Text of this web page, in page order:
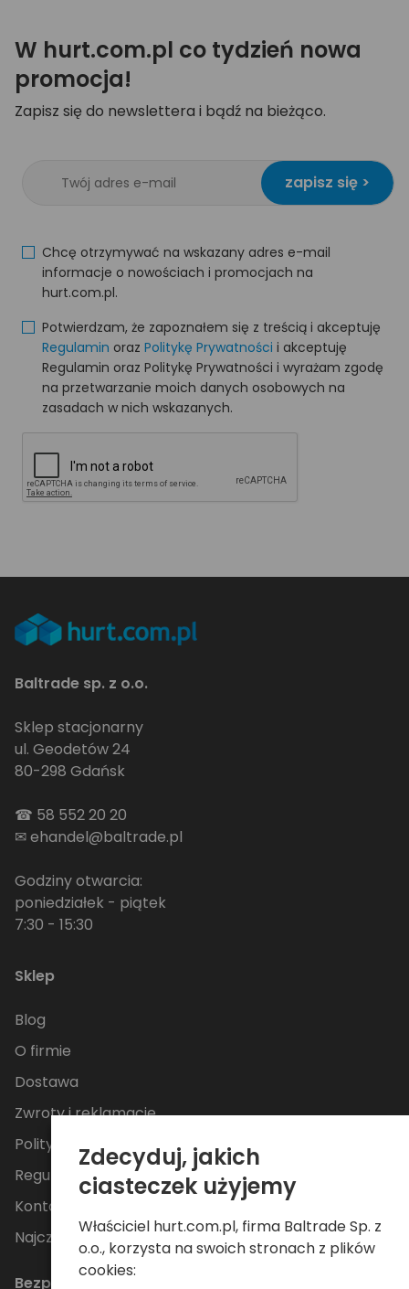
W hurt.com.pl co tydzień nowa
promocja!
Zapisz się do newslettera i bądź na bieżąco.
zapisz się >
Chcę otrzymywać na wskazany adres e-mail
informacje o nowościach i promocjach na
hurt.com.pl.
Potwierdzam, że zapoznałem się z treścią i akceptuję
Regulamin oraz Politykę Prywatności i akceptuję
Regulamin oraz Politykę Prywatności i wyrażam zgodę
na przetwarzanie moich danych osobowych na
zasadach w nich wskazanych.
Baltrade sp. z o.o.
Sklep stacjonarny
ul. Geodetów 24
80-298 Gdańsk
☎ 58 552 20 20
✉ehandel@baltrade.pl
Godziny otwarcia:
poniedziałek - piątek
7:30 - 15:30
Sklep
Blog
O firmie
Dostawa
Zwroty i reklamacje
Polityka Prywatności
Regulamin
Kontakt
Najczęściej zadawane pytania
Bezpieczne płatności
Zdecyduj, jakich
ciasteczek użyjemy
Właściciel hurt.com.pl, firma Baltrade Sp. z
o.o., korzysta na swoich stronach z plików
cookies: